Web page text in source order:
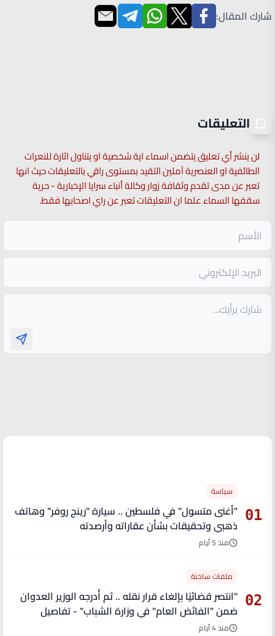
شارك المقال:
التعليقات
لن ينشر أي تعليق يتضمن اسماء اية شخصية او يتناول اثارة للنعرات
الطائفية او العنصرية آملين التقيد بمستوى راقي بالتعليقات حيث انها
تعبر عن مدى تقدم وثقافة زوار وكالة أنباء سرايا الإخبارية - حرية
سقفها السماء علما ان التعليقات تعبر عن راي اصحابها فقط.
01
سياسة
"أغنى متسول" في فلسطين .. سيارة "رينج روفر" وهاتف
ذهبي وتحقيقات بشأن عقاراته وأرصدته
منذ 5 أيام
02
ملفات ساخنة
"انتصر قضائيًا بإلغاء قرار نقله .. ثم أُدرجه الوزير العدوان
ضمن "الفائض العام" في وزارة الشباب" - تفاصيل
منذ 4 أيام